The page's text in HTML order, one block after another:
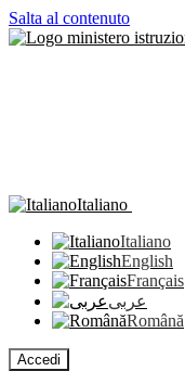
Salta al contenuto
Italiano
Italiano
English
Français
عربى
Română
Accedi